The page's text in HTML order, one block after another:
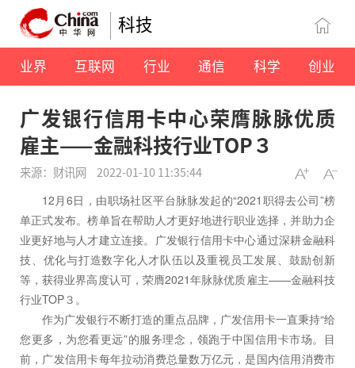
科技
业界 互联网 行业 通信 科学 创业
广发银行信用卡中心荣膺脉脉优质
雇主——金融科技行业TOP３
来源：财讯网 2022-01-10 11:35:44
12月6日，由职场社区平台脉脉发起的“2021职得去公司”榜
单正式发布。榜单旨在帮助人才更好地进行职业选择，并助力企
业更好地与人才建立连接。广发银行信用卡中心通过深耕金融科
技、优化与打造数字化人才队伍以及重视员工发展、鼓励创新
等，获得业界高度认可，荣膺2021年脉脉优质雇主——金融科技
行业TOP３。
作为广发银行不断打造的重点品牌，广发信用卡一直秉持“给
您更多，为您看更远”的服务理念，领跑于中国信用卡市场。目
前，广发信用卡每年拉动消费总量数万亿元，是国内信用消费市